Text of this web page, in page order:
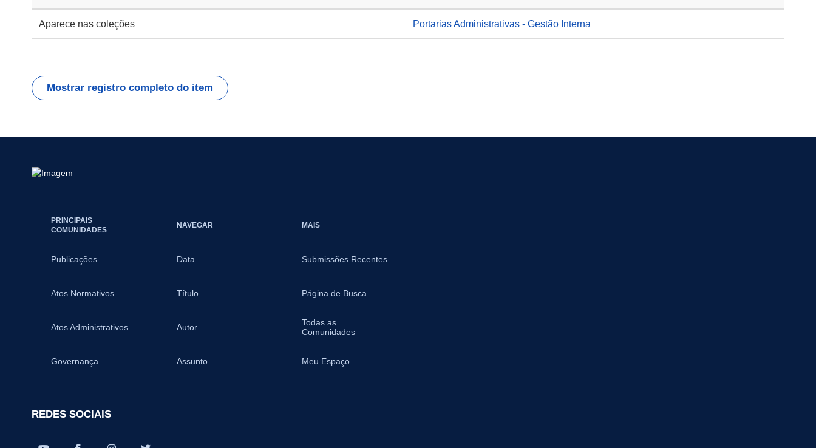
Aparece nas coleções Portarias Administrativas - Gestão Interna
Mostrar registro completo do item
PRINCIPAIS
COMUNIDADES
Publicações
Atos Normativos
Atos Administrativos
Governança
NAVEGAR
Data
Título
Autor
Assunto
MAIS
Submissões Recentes
Página de Busca
Todas as
Comunidades
Meu Espaço
REDES SOCIAIS